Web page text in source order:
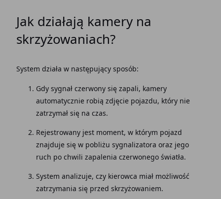
Jak działają kamery na
skrzyżowaniach?
System działa w następujący sposób:
Gdy sygnał czerwony się zapali, kamery
automatycznie robią zdjęcie pojazdu, który nie
zatrzymał się na czas.
Rejestrowany jest moment, w którym pojazd
znajduje się w pobliżu sygnalizatora oraz jego
ruch po chwili zapalenia czerwonego światła.
System analizuje, czy kierowca miał możliwość
zatrzymania się przed skrzyżowaniem.